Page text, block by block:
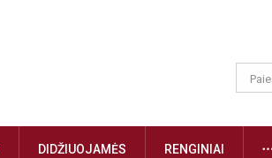
DIDŽIUOJAMĖS RENGINIAI